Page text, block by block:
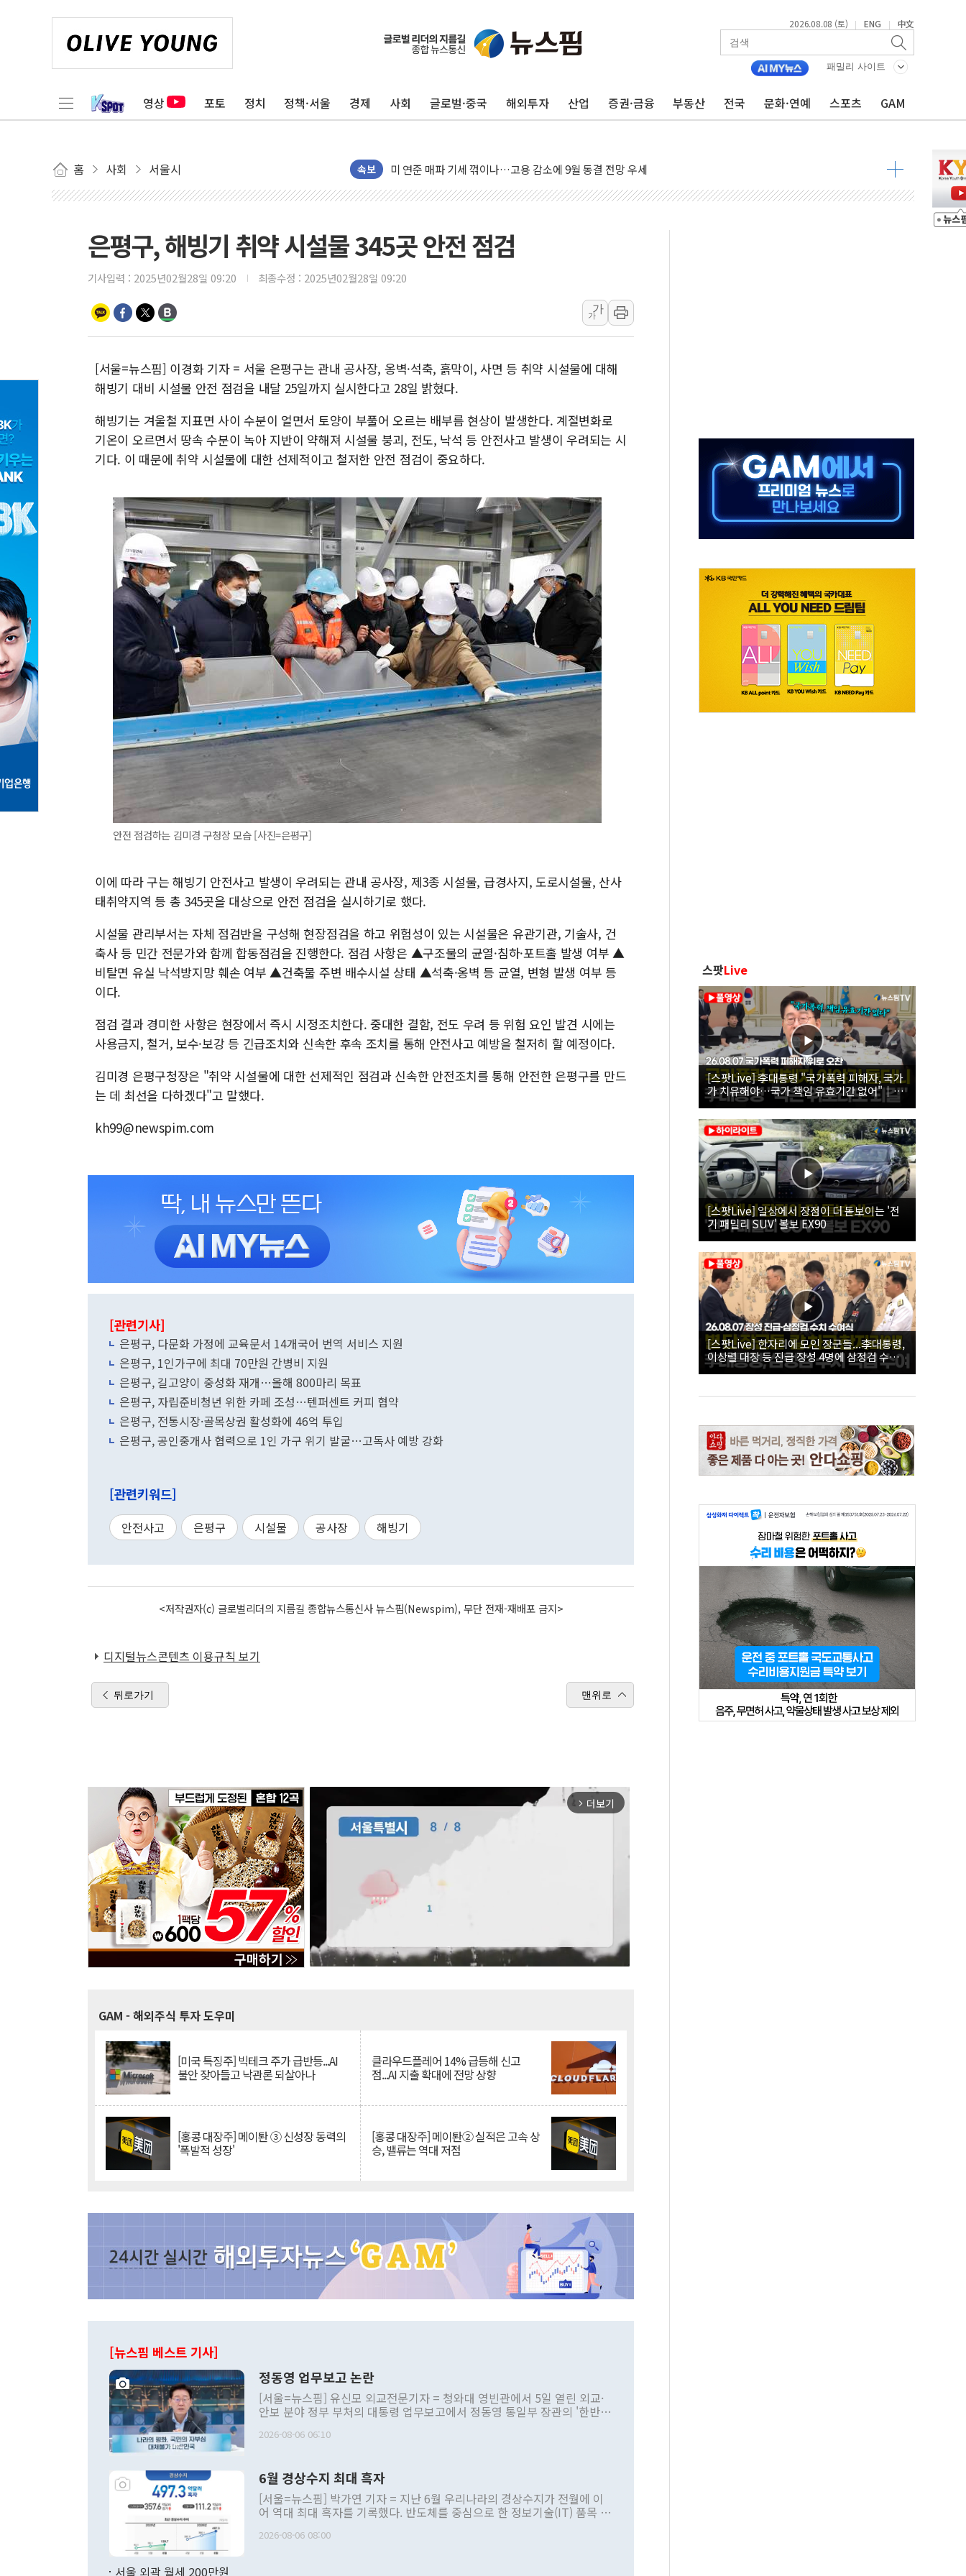
2026.08.08 (토) | ENG | 中文
패밀리 사이트
영상 포토 정치 정책·서울 경제 사회 글로벌·중국 해외투자 산업 증권·금융 부동산 전국 문화·연예 스포츠 GAM
홈 사회 서울시 속보
민주, 오늘 제주·인천 경선 결과 발표...'김민석 재역전 vs 정청래 격차 확대'
한상협, 업계 개인정보 보안 새판 짠다…'자율규제단체' 타진
트럼프, 쿡 연준 이사 해임 재추진…"26일까지 의혹 소명" 요구
유럽증시, 美 고용 예상 밖 부진에 연준 금리 인상 가능성 낮아지며 상승… STOXX 600 지수는 나흘 연속 최고치
[종합] 이슬람 수니파 3국, '공동방위협정' 체결… 이스라엘·이란 위협에 맞설 자체 억지력 강화
트럼프, 백신·자폐증 행정명령 검토…"이르면 다음 주"
이란 핵심 원유 수출항 '하르그섬', 최근 1주일 이상 '올스톱'… 美 해상봉쇄 영향
美 고용 쇼크에 엔화 장중 급등…시장은 "또 개입했나" 촉각
[AI MY 뉴스] 뉴욕 반도체주 프리뷰...美 고용 쇼크에 반도체주 '활짝'
뉴욕증시 프리뷰, 美 고용 쇼크에 금리 인상 우려 후퇴…나스닥 선물 1%대 상승
[종합] 美 7월 고용 2만3000명 감소 '쇼크'…9월 금리 인상 기대 후퇴
[사진] 이슬람 수니파 3개국, 공동방위협정 체결
뉴욕증시 개장 전 특징주...아틀라시안·클라우드플레어·태양광주↑ VS 트레이드데스크·웬디스↓
보훈부, 미 DPAA와 MOU… "6·25 미군 실종자 7359명 끝까지 찾겠다"
특정 정치인 측근 포항시 정책특보 내정설...포항시 '시끌'
李 "해남 태양광, 대한민국 다음 100년 밑거름…수도권 집중 완화 전환점"
은평구, 해빙기 취약 시설물 345곳 안전 점검
기사입력 : 2025년02월28일 09:20 최종수정 : 2025년02월28일 09:20
가
가
[서울=뉴스핌] 이경화 기자 = 서울 은평구는 관내 공사장, 옹벽·석축, 흙막이, 사면 등 취약 시설물에 대해
해빙기 대비 시설물 안전 점검을 내달 25일까지 실시한다고 28일 밝혔다.
해빙기는 겨울철 지표면 사이 수분이 얼면서 토양이 부풀어 오르는 배부름 현상이 발생한다. 계절변화로
기온이 오르면서 땅속 수분이 녹아 지반이 약해져 시설물 붕괴, 전도, 낙석 등 안전사고 발생이 우려되는 시
기다. 이 때문에 취약 시설물에 대한 선제적이고 철저한 안전 점검이 중요하다.
안전 점검하는 김미경 구청장 모습 [사진=은평구]
이에 따라 구는 해빙기 안전사고 발생이 우려되는 관내 공사장, 제3종 시설물, 급경사지, 도로시설물, 산사
태취약지역 등 총 345곳을 대상으로 안전 점검을 실시하기로 했다.
시설물 관리부서는 자체 점검반을 구성해 현장점검을 하고 위험성이 있는 시설물은 유관기관, 기술사, 건
축사 등 민간 전문가와 함께 합동점검을 진행한다. 점검 사항은 ▲구조물의 균열·침하·포트홀 발생 여부 ▲
비탈면 유실 낙석방지망 훼손 여부 ▲건축물 주변 배수시설 상태 ▲석축·옹벽 등 균열, 변형 발생 여부 등
이다.
점검 결과 경미한 사항은 현장에서 즉시 시정조치한다. 중대한 결함, 전도 우려 등 위험 요인 발견 시에는
사용금지, 철거, 보수·보강 등 긴급조치와 신속한 후속 조치를 통해 안전사고 예방을 철저히 할 예정이다.
김미경 은평구청장은 "취약 시설물에 대한 선제적인 점검과 신속한 안전조치를 통해 안전한 은평구를 만드
는 데 최선을 다하겠다"고 말했다.
kh99@newspim.com
[관련기사]
은평구, 다문화 가정에 교육문서 14개국어 번역 서비스 지원
은평구, 1인가구에 최대 70만원 간병비 지원
은평구, 길고양이 중성화 재개…올해 800마리 목표
은평구, 자립준비청년 위한 카페 조성…텐퍼센트 커피 협약
은평구, 전통시장·골목상권 활성화에 46억 투입
은평구, 공인중개사 협력으로 1인 가구 위기 발굴…고독사 예방 강화
[관련키워드]
안전사고 은평구 시설물 공사장 해빙기
<저작권자(c) 글로벌리더의 지름길 종합뉴스통신사 뉴스핌(Newspim), 무단 전재-재배포 금지>
디지털뉴스콘텐츠 이용규칙 보기
뒤로가기 맨위로
arrow_forward_ios 더보기
GAM - 해외주식 투자 도우미
[미국 특징주] 빅테크 주가 급반등...AI
불안 잦아들고 낙관론 되살아나
클라우드플레어 14% 급등해 신고
점...AI 지출 확대에 전망 상향
[홍콩 대장주] 메이퇀 ③ 신성장 동력의
'폭발적 성장'
[홍콩 대장주] 메이퇀② 실적은 고속 상
승, 밸류는 역대 저점
[뉴스핌 베스트 기사]
정동영 업무보고 논란
[서울=뉴스핌] 유신모 외교전문기자 = 청와대 영빈관에서 5일 열린 외교·
안보 분야 정부 부처의 대통령 업무보고에서 정동영 통일부 장관의 '한반도
발언 중에는 정부 내 조율을 거치지 않은 사안을 정책으로 추진하겠다고 공
주의적 희망에 근거한 비현실적 구상'이라는 비판을 내놨다. 그동안 정 장
관의 대북 정책 관련 발언이 물의를 빚은 적은 여러 번 있지만 대통령과 유
관 부처 장관이 공개적으로 부정적 입장을 표명한 것은 이례적이다. 정 장
관의 무리한 대북 접근법과 월권을 제어해야 한다는 목소리도 높아지고 있
다. [정동영 통일부 장관이 지난달 23일 오후 서울 종로구 정부서울청사에
2026-08-06 06:10
6월 경상수지 최대 흑자
[서울=뉴스핌] 박가연 기자 = 지난 6월 우리나라의 경상수지가 전월에 이
어 역대 최대 흑자를 기록했다. 반도체를 중심으로 한 정보기술(IT) 품목 수
료=한국은행] 한국은행이 6일 발표한 '2026년 6월 국제수지(잠정)'에 따르
2026-08-06 08:00
서울 외곽 월세 200만원
스팟Live
[스팟Live] 李대통령 "국가폭력 피해자, 국가
가 치유해야…국가 책임 유효기간 없어"｜
26.08.07 국가폭력 피해자 위로 오찬
[스팟Live] 일상에서 장점이 더 돋보이는 '전
기 패밀리 SUV' 볼보 EX90
[스팟Live] 한자리에 모인 장군들...李대통령,
이상렬 대장 등 진급 장성 4명에 삼정검 수치
직접 수여｜26.08.07 장성 진급·삼정검 수치